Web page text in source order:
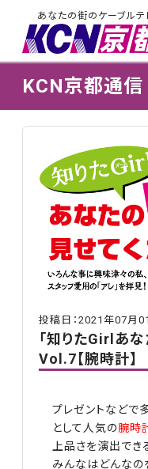
あなたの街のケーブルテ
KCN京都通信
投稿日：2021年07月
「知りたGirlあな
Vol.7【腕時計】
プレゼントなどで
として人気の腕時
上品さを演出でき
みんなはどんなの